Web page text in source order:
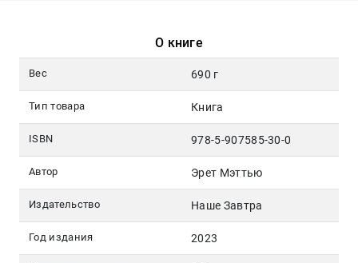
О книге
Вес 690 г
Тип товара Книга
ISBN 978-5-907585-30-0
Автор Эрет Мэттью
Издательство Наше Завтра
Год издания 2023